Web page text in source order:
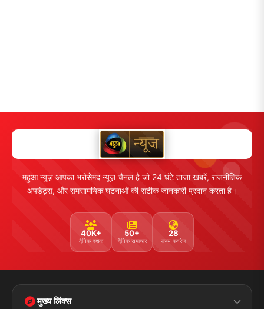
महुआ न्यूज़ आपका भरोसेमंद न्यूज़ चैनल है जो 24 घंटे ताजा खबरें, राजनीतिक
अपडेट्स, और समसामयिक घटनाओं की सटीक जानकारी प्रदान करता है।
40K+
दैनिक दर्शक
50+
दैनिक समाचार
28
राज्य कवरेज
मुख्य लिंक्स